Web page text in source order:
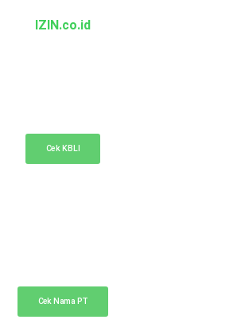
IZIN.co.id
Cek KBLI
Cek Nama PT